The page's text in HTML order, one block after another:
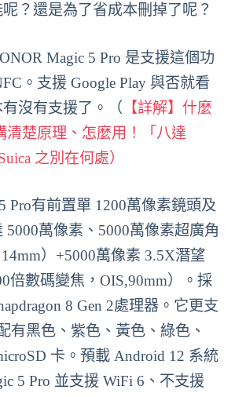
？還是為了省成本刪掉了呢？
Magic 5 Pro 是支援這個功
。支援 Google Play 與否就看
沒有支援了。（ 【詳解】什麼
清楚原理、怎麼用！「八達
之別在何處）
Pro有前置單 1200萬像素鏡頭及
5000萬像素、5000萬像素超廣角
14mm）+5000萬像素 3.5X潛望
倍數碼變焦，OIS,90mm）。採
8 Gen 2處理器。它更支
有黑色、紫色、黃色、綠色、
卡。預載 Android 12 系統
5 Pro 並支援 WiFi 6、不支援